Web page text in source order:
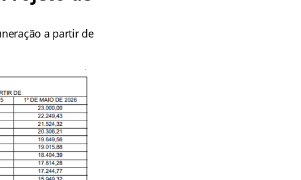
a partir de